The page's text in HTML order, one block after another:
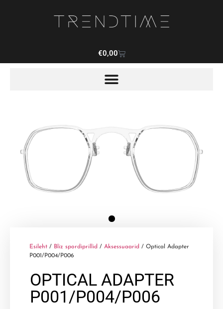
€0,00
Esileht / Bliz spordiprillid / Aksessuaarid / Optical Adapter
P001/P004/P006
OPTICAL ADAPTER
P001/P004/P006